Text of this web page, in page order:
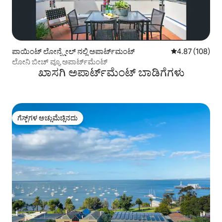
ಪಾಯಿಂಟ್ ಲೋನ್ಸ್ಡೇಲ್ ನಲ್ಲಿ ಅಪಾರ್ಟ್‌ಮಂಟ್ 5 ರಲ್ಲಿ 4.87
4.87 (108)
ಲೋನಿ ಬೀಚ್ ವ್ಯೂ ಅಪಾರ್ಟ್‌ಮೆಂಟ್
ಖಾಸಗಿ ಅಪಾರ್ಟ್‌ಮೆಂಟ್ ಬಾಡಿಗೆಗಳು
ಗೆಸ್ಟ್‌ಗಳ ಅಚ್ಚುಮೆಚ್ಚಿನದು
ಗೆಸ್ಟ್‌ಗಳ ಅಚ್ಚುಮೆಚ್ಚಿನದು